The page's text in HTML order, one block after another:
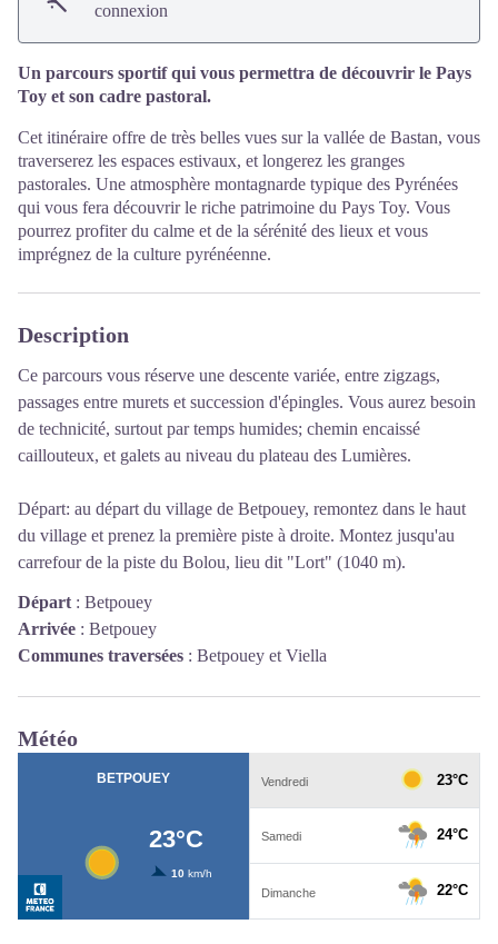
connexion
Un parcours sportif qui vous permettra de découvrir le Pays
Toy et son cadre pastoral.
Cet itinéraire offre de très belles vues sur la vallée de Bastan, vous
traverserez les espaces estivaux, et longerez les granges
pastorales. Une atmosphère montagnarde typique des Pyrénées
qui vous fera découvrir le riche patrimoine du Pays Toy. Vous
pourrez profiter du calme et de la sérénité des lieux et vous
imprégnez de la culture pyrénéenne.
Description
Ce parcours vous réserve une descente variée, entre zigzags,
passages entre murets et succession d'épingles. Vous aurez besoin
de technicité, surtout par temps humides; chemin encaissé
caillouteux, et galets au niveau du plateau des Lumières.
Départ: au départ du village de Betpouey, remontez dans le haut
du village et prenez la première piste à droite. Montez jusqu'au
carrefour de la piste du Bolou, lieu dit "Lort" (1040 m).
Départ : Betpouey
Arrivée : Betpouey
Communes traversées : Betpouey et Viella
Météo